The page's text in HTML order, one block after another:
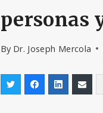
personas
By Dr. Joseph Mercola